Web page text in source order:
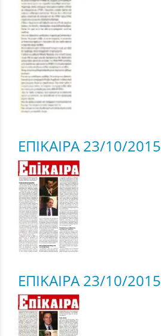
ΕΠΙΚΑΙΡΑ 23/10/2015
ΕΠΙΚΑΙΡΑ 23/10/2015